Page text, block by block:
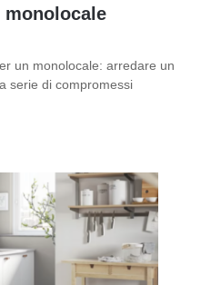
monolocale
un monolocale: arredare un
serie di compromessi